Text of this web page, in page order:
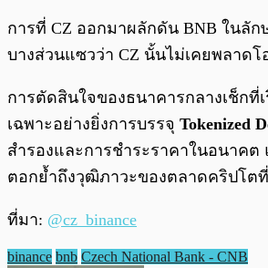
การที่ CZ ออกมาผลักดัน BNB ในลั
บางส่วนแซวว่า CZ นั้นไม่เคยพลาด
การตัดสินใจของธนาคารกลางเช็กที่
เฉพาะอย่างยิ่งการบรรจุ Tokenized
สำรองและการชำระราคาในอนาคต
ตอกย้ำถึงวุฒิภาวะของตลาดคริปโต
ที่มา: @cz_binance
binance bnb Czech National Bank - CNB